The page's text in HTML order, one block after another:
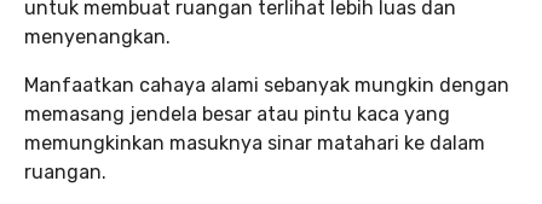
untuk membuat ruangan terlihat lebih luas dan
menyenangkan.
Manfaatkan cahaya alami sebanyak mungkin dengan
memasang jendela besar atau pintu kaca yang
memungkinkan masuknya sinar matahari ke dalam
ruangan.